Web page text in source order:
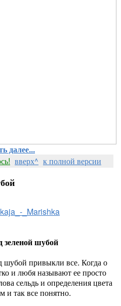
далее...
вверх^ к полной версии
_Marishka
зеленой шубой
шубой привыкли все. Когда о
и любя называют ее просто
сельдь и определения цвета
и так все понятно.